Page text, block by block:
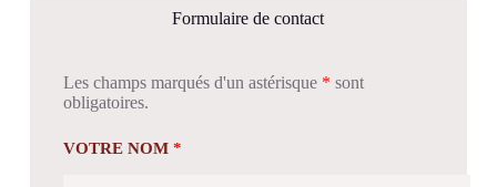
Formulaire de contact
Les champs marqués d'un astérisque * sont
obligatoires.
VOTRE NOM *